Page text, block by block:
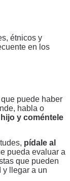
étnicos y
en los
puede haber
habla o
y coméntele
pídale al
pueda evaluar a
que pueden
y llegar a un